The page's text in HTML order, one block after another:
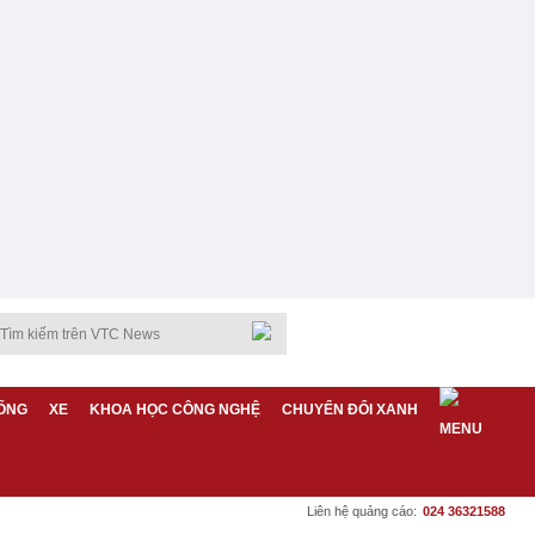
XE KHOA HỌC CÔNG NGHỆ CHUYỂN ĐỔI XANH
Liên hệ quảng cáo: 024 36321588